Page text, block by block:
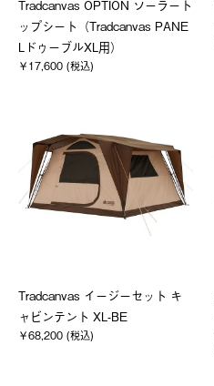
Tradcanvas OPTION ソーラート
ップシート（Tradcanvas PANE
LドゥーブルXL用）
￥17,600 (税込)
Tradcanvas イージーセット キ
ャビンテント XL-BE
￥68,200 (税込)